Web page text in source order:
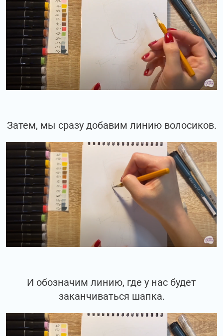
Затем, мы сразу добавим линию волосиков.
И обозначим линию, где у нас будет
заканчиваться шапка.